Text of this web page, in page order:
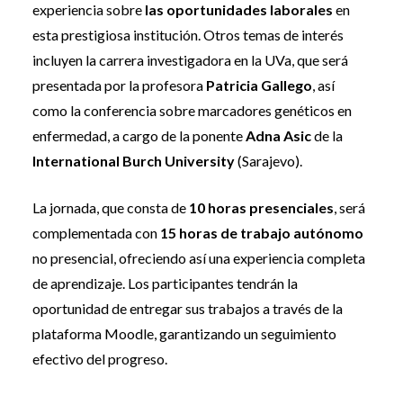
experiencia sobre las oportunidades laborales en
esta prestigiosa institución. Otros temas de interés
incluyen la carrera investigadora en la UVa, que será
presentada por la profesora Patricia Gallego, así
como la conferencia sobre marcadores genéticos en
enfermedad, a cargo de la ponenteAdna Asicde la
International Burch University(Sarajevo).
La jornada, que consta de 10 horas presenciales, será
complementada con 15 horas de trabajo autónomo
no presencial, ofreciendo así una experiencia completa
de aprendizaje. Los participantes tendrán la
oportunidad de entregar sus trabajos a través de la
plataforma Moodle, garantizando un seguimiento
efectivo del progreso.